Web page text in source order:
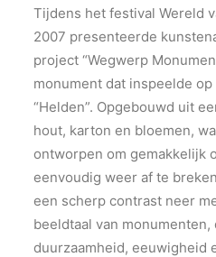
Tijdens het festival Wereld
2007 presenteerde
project “Wegwerp
monument dat inspeelde
“Helden”. Opgebouwd uit
hout, karton en bloemen,
ontworpen om gemakkelijk
eenvoudig weer af te
een scherp contrast neer
beeldtaal van monumenten,
duurzaamheid, eeuwigheid